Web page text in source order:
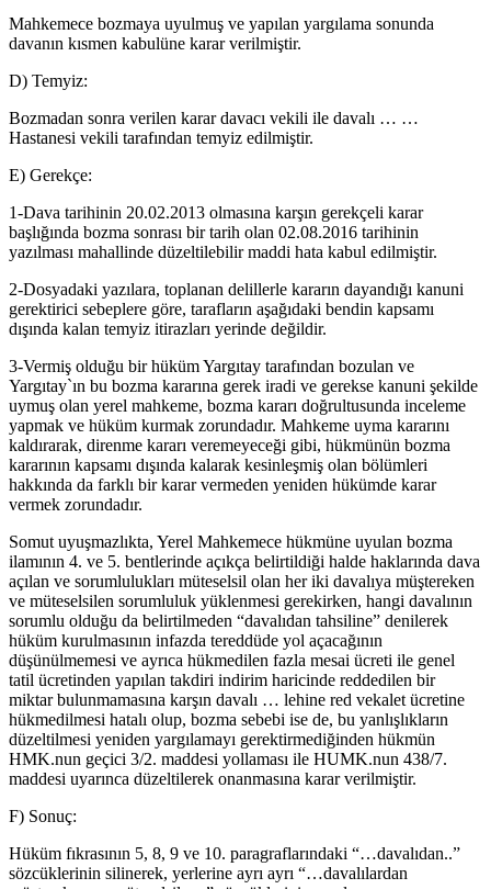
Mahkemece bozmaya uyulmuş ve yapılan yargılama sonunda
davanın kısmen kabulüne karar verilmiştir.
D) Temyiz:
Bozmadan sonra verilen karar davacı vekili ile davalı … …
Hastanesi vekili tarafından temyiz edilmiştir.
E) Gerekçe:
1-Dava tarihinin 20.02.2013 olmasına karşın gerekçeli karar
başlığında bozma sonrası bir tarih olan 02.08.2016 tarihinin
yazılması mahallinde düzeltilebilir maddi hata kabul edilmiştir.
2-Dosyadaki yazılara, toplanan delillerle kararın dayandığı kanuni
gerektirici sebeplere göre, tarafların aşağıdaki bendin kapsamı
dışında kalan temyiz itirazları yerinde değildir.
3-Vermiş olduğu bir hüküm Yargıtay tarafından bozulan ve
Yargıtay`ın bu bozma kararına gerek iradi ve gerekse kanuni şekilde
uymuş olan yerel mahkeme, bozma kararı doğrultusunda inceleme
yapmak ve hüküm kurmak zorundadır. Mahkeme uyma kararını
kaldırarak, direnme kararı veremeyeceği gibi, hükmünün bozma
kararının kapsamı dışında kalarak kesinleşmiş olan bölümleri
hakkında da farklı bir karar vermeden yeniden hükümde karar
vermek zorundadır.
Somut uyuşmazlıkta, Yerel Mahkemece hükmüne uyulan bozma
ilamının 4. ve 5. bentlerinde açıkça belirtildiği halde haklarında dava
açılan ve sorumlulukları müteselsil olan her iki davalıya müştereken
ve müteselsilen sorumluluk yüklenmesi gerekirken, hangi davalının
sorumlu olduğu da belirtilmeden “davalıdan tahsiline” denilerek
hüküm kurulmasının infazda tereddüde yol açacağının
düşünülmemesi ve ayrıca hükmedilen fazla mesai ücreti ile genel
tatil ücretinden yapılan takdiri indirim haricinde reddedilen bir
miktar bulunmamasına karşın davalı … lehine red vekalet ücretine
hükmedilmesi hatalı olup, bozma sebebi ise de, bu yanlışlıkların
düzeltilmesi yeniden yargılamayı gerektirmediğinden hükmün
HMK.nun geçici 3/2. maddesi yollaması ile HUMK.nun 438/7.
maddesi uyarınca düzeltilerek onanmasına karar verilmiştir.
F) Sonuç:
Hüküm fıkrasının 5, 8, 9 ve 10. paragraflarındaki “…davalıdan..”
sözcüklerinin silinerek, yerlerine ayrı ayrı “…davalılardan